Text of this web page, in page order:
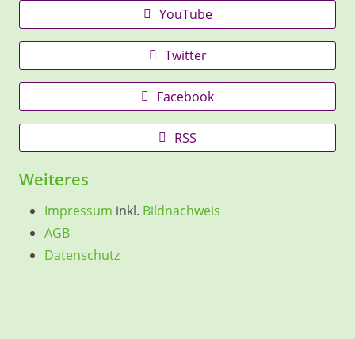
YouTube
Twitter
Facebook
RSS
Weiteres
Impressum inkl. Bildnachweis
AGB
Datenschutz